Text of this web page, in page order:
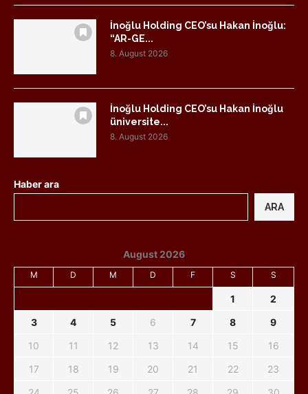
İnoğlu Holding CEO’su Hakan İnoğlu:
“AR-GE...
8. August 2026
İnoğlu Holding CEO’su Hakan İnoğlu
üniversite...
8. August 2026
Haber ara
ARA
August 2026
M D M D F S S
1
2
3
4 5 6 7 8
9
10
11 12 13 14 15
16
17
18 19 20 21 22
23